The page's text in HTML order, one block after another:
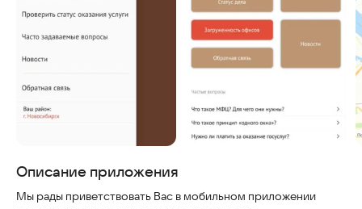
Описание приложения
Мы рады приветствовать Вас в мобильном приложении